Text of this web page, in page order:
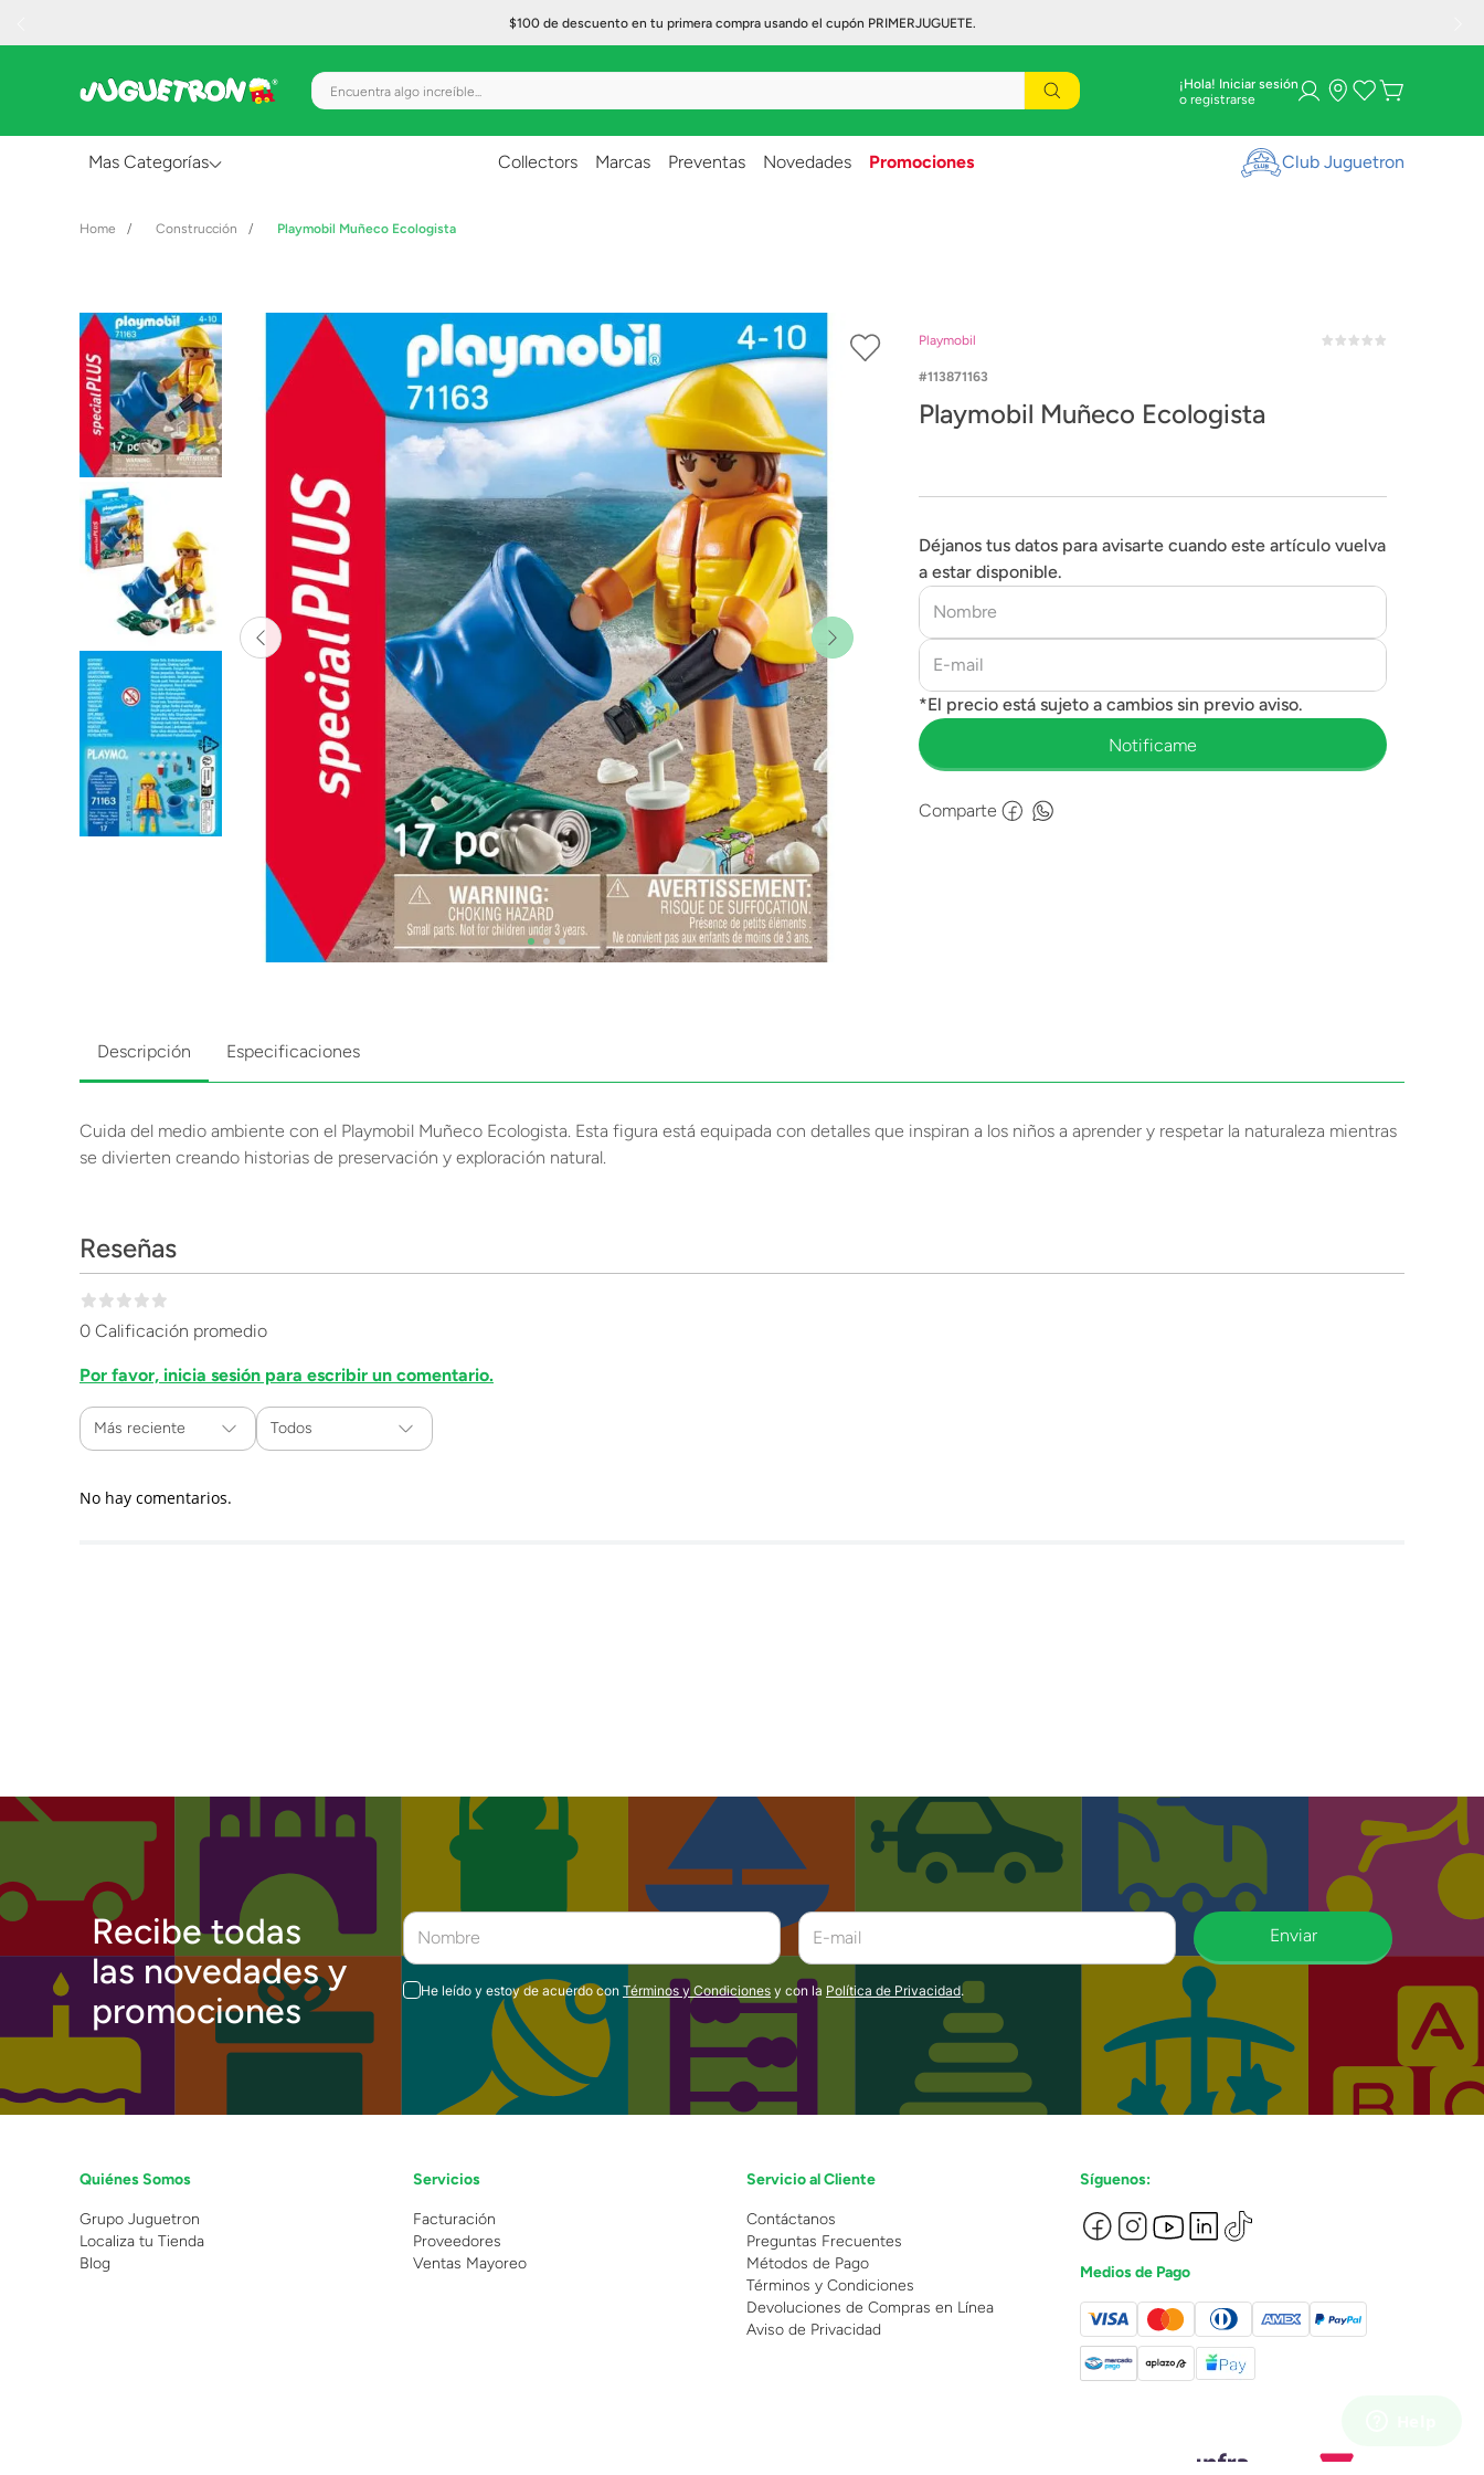
$100 de descuento en tu primera compra usando el cupón PRIMERJUGUETE.
Encuentra algo increíble... ¡Hola! Iniciar sesión
Mas Categorías
Creatividad y Arte
Figuras de Acción
Gadgets y Electrónicos
Juegos de Mesa
Lanzadores
Muñecas
Construcción
Peluches
Vehículos y Pistas
Collectors Marcas Preventas Novedades Promociones Club Juguetron
Construcción Playmobil Muñeco Ecologista
Playmobil
113871163
Playmobil Muñeco Ecologista
Déjanos tus datos para avisarte cuando este artículo vuelva
a estar disponible.
Comparte
Descripción Especificaciones
Cuida del medio ambiente con el Playmobil Muñeco Ecologista. Esta figura está equipada con detalles que inspiran a los niños a aprender y respetar la naturaleza mientras
se divierten creando historias de preservación y exploración natural.
Reseñas
0 Calificación promedio
Por favor, inicia sesión para escribir un comentario.
Más reciente Todos
No hay comentarios.
Recibe todas
las novedades y
promociones
Enviar
He leído y estoy de acuerdo con Términos y Condiciones y con la Política de Privacidad.
Quiénes Somos
Grupo Juguetron
Localiza tu Tienda
Blog
Servicios
Facturación
Proveedores
Ventas Mayoreo
Servicio al Cliente
Contáctanos
Preguntas Frecuentes
Métodos de Pago
Términos y Condiciones
Devoluciones de Compras en Línea
Aviso de Privacidad
Síguenos:
Medios de Pago